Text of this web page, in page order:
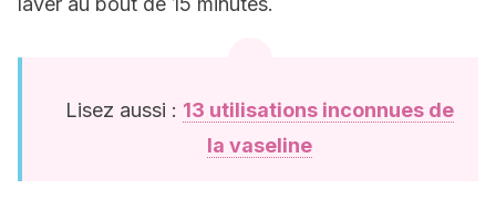
Lisez aussi : 13 utilisations inconnues de
la vaseline